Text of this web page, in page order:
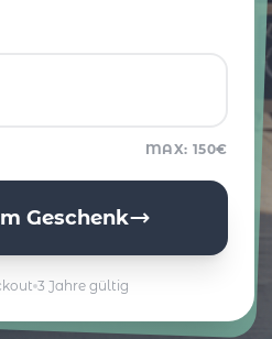
MAX: 150€
Geschenk
3 Jahre gültig